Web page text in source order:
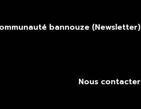
bannouze (Newsletter)
Nous contacter